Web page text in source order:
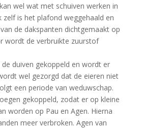
wel wat met schuiven werken in
zelf is het plafond weggehaald en
de dakspanten dichtgemaakt op
wordt de verbruikte zuurstof
duiven gekoppeld en wordt er
wel gezorgd dat de eieren niet
een periode van weduwschap.
gekoppeld, zodat er op kleine
worden op Pau en Agen. Hierna
meer verbroken. Agen van